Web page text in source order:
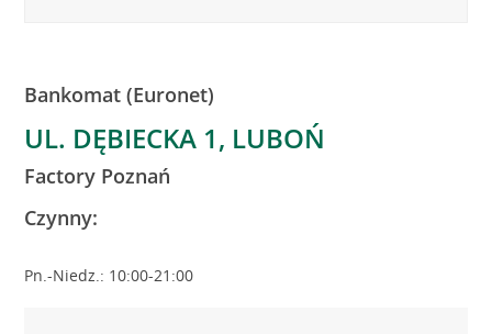
Bankomat (Euronet)
UL. DĘBIECKA 1, LUBOŃ
Factory Poznań
Czynny:
Pn.-Niedz.: 10:00-21:00